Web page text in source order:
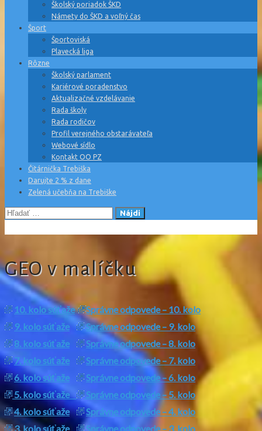
Školský poriadok ŠKD
Námety do ŠKD a voľný čas
Šport
Športoviská
Plavecká liga
Rôzne
Školský parlament
Kariérové poradenstvo
Aktualizačné vzdelávanie
Rada školy
Rada rodičov
Profil verejného obstarávateľa
Webové sídlo
Kontakt OO PZ
Čitárnička Trebiška
Darujte 2 % z dane
Zelená učebňa na Trebiške
Hľadať:
GEO v malíčku
10. kolo súťaže
Správne odpovede – 10. kolo
9. kolo súťaže
Správne odpovede – 9. kolo
8. kolo súťaže
Správne odpovede – 8. kolo
7. kolo súťaže
Správne odpovede – 7. kolo
6. kolo súťaže
Správne odpovede – 6. kolo
5. kolo súťaže
Správne odpovede – 5. kolo
4. kolo súťaže
Správne odpovede – 4. kolo
3. kolo súťaže
Správne odpovede – 3. kolo